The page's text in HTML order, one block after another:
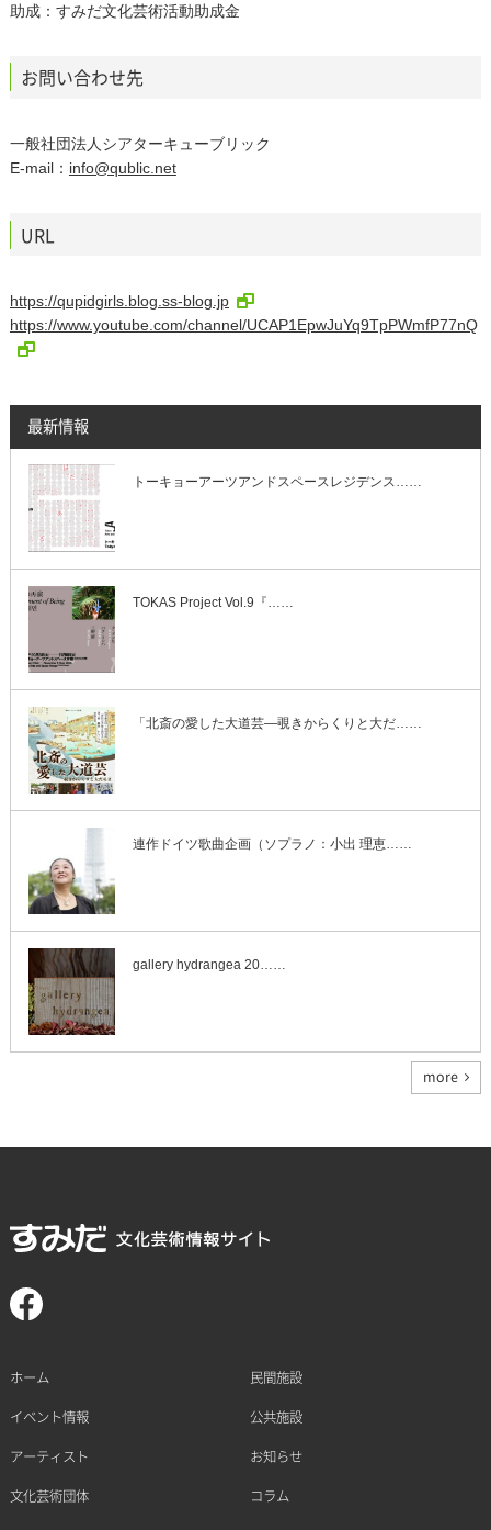
助成：すみだ文化芸術活動助成金
お問い合わせ先
一般社団法人シアターキューブリック
E-mail： info@qublic.net
URL
https://qupidgirls.blog.ss-blog.jp
https://www.youtube.com/channel/UCAP1EpwJuYq9TpPWmfP77nQ
最新情報
トーキョーアーツアンドスペースレジデンス……
TOKAS Project Vol.9『……
「北斎の愛した大道芸―覗きからくりと大だ……
連作ドイツ歌曲企画（ソプラノ：小出 理恵……
gallery hydrangea 20……
more
ホーム
イベント情報
アーティスト
文化芸術団体
民間施設
公共施設
お知らせ
コラム